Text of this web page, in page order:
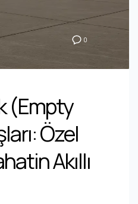
0
(Empty
Özel
Akıllı